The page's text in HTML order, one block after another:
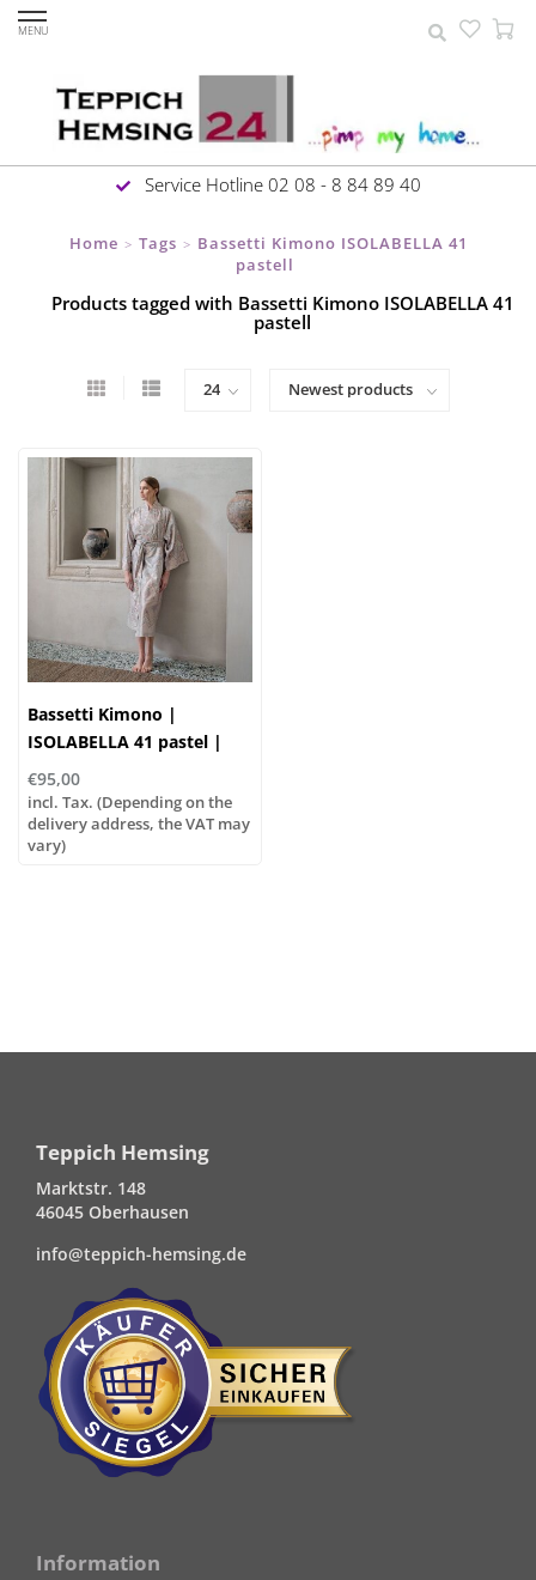
MENU
Service Hotline 02 08 - 8 84 89 40
Home > Tags > Bassetti Kimono ISOLABELLA 41
pastell
Products tagged with Bassetti Kimono ISOLABELLA 41
pastell
Bassetti Kimono |
ISOLABELLA 41 pastel |
100% cotton
€95,00
incl. Tax. (Depending on the
delivery address, the VAT may
vary)
Teppich Hemsing
Marktstr. 148
46045 Oberhausen
info@teppich-hemsing.de
Information